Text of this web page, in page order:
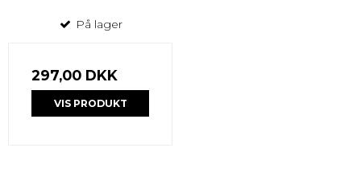
På lager
297,00 DKK
VIS PRODUKT